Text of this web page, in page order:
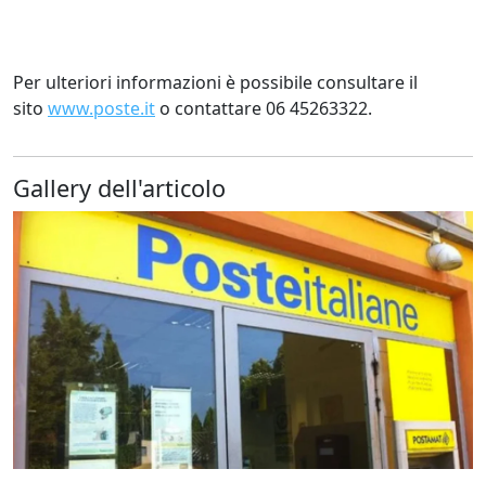
Per ulteriori informazioni è possibile consultare il
sito www.poste.it o contattare 06 45263322.
Gallery dell'articolo